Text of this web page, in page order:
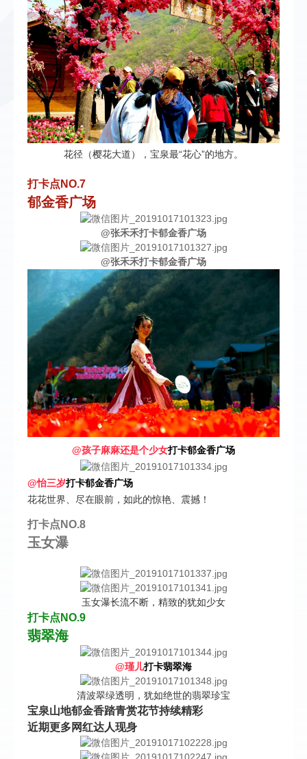
花径（樱花大道），宝泉最“花心”的地方。
打卡点NO.7
郁金香广场
@张禾禾打卡郁金香广场
@张禾禾打卡郁金香广场
@孩子麻麻还是个少女打卡郁金香广场
@怡三岁打卡郁金香广场
花花世界、尽在眼前，如此的惊艳、震撼！
打卡点NO.8
玉女瀑
玉女瀑长流不断，精致的犹如少女
打卡点NO.9
翡翠海
@瑾儿打卡翡翠海
清波翠绿透明，犹如绝世的翡翠珍宝
宝泉山地郁金香踏青赏花节持续精彩
近期更多网红达人现身